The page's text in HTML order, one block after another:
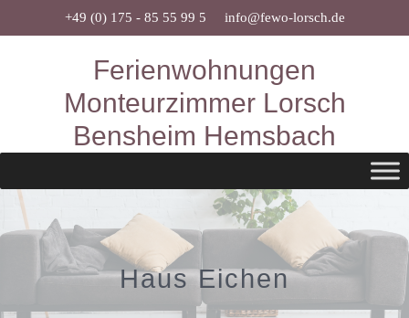
Inhalt
+49 (0) 175 - 85 55 99 5 info@fewo-lorsch.de
Ferienwohnungen
Monteurzimmer Lorsch
Bensheim Hemsbach
Haus Eichen